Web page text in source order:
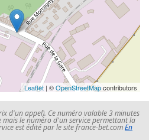
Leaflet | ©OpenStreetMapcontributors
d'un appel). Ce numéro valable 3 minutes
le numéro d'un service permettant la
est édité par le site france-bet.comEn